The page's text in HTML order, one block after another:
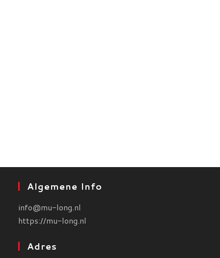
Algemene Info
info@mu-long.nl
https://mu-long.nl
Adres